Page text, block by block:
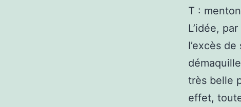
T :
L’idée,
l’excès
très belle
effet,